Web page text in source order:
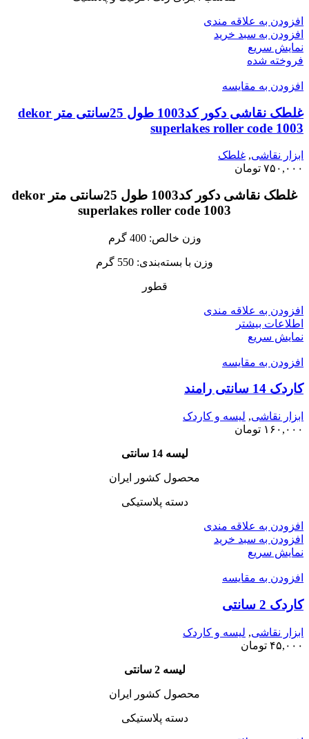
افزودن به علاقه مندی
افزودن به سبد خرید
نمایش سریع
فروخته شده
افزودن به مقایسه
غلطک نقاشی دکور کد1003 طول 25سانتی متر dekor
superlakes roller code 1003
ابزار نقاشی, غلطک
۷۵۰,۰۰۰ تومان
غلطک نقاشی دکور کد1003 طول 25سانتی متر dekor
superlakes roller code 1003
وزن خالص: 400 گرم
وزن با بسته‌بندی: 550 گرم
قطور
افزودن به علاقه مندی
اطلاعات بیشتر
نمایش سریع
افزودن به مقایسه
کاردک 14 سانتی رامند
ابزار نقاشی, لیسه و کاردک
۱۶۰,۰۰۰ تومان
لیسه 14 سانتی
محصول کشور ایران
دسته پلاستیکی
افزودن به علاقه مندی
افزودن به سبد خرید
نمایش سریع
افزودن به مقایسه
کاردک 2 سانتی
ابزار نقاشی, لیسه و کاردک
۴۵,۰۰۰ تومان
لیسه 2 سانتی
محصول کشور ایران
دسته پلاستیکی